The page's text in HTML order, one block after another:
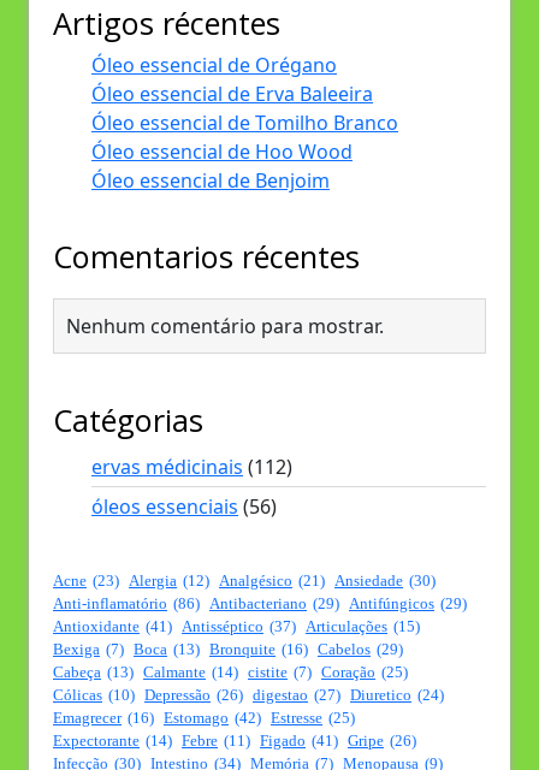
Artigos récentes
Óleo essencial de Orégano
Óleo essencial de Erva Baleeira
Óleo essencial de Tomilho Branco
Óleo essencial de Hoo Wood
Óleo essencial de Benjoim
Comentarios récentes
Nenhum comentário para mostrar.
Catégorias
ervas médicinais (112)
óleos essenciais (56)
Acne (23) Alergia (12) Analgésico (21) Ansiedade (30)
Anti-inflamatório (86) Antibacteriano (29) Antifúngicos (29)
Antioxidante (41) Antisséptico (37) Articulações (15)
Bexiga (7) Boca (13) Bronquite (16) Cabelos (29)
Cabeça (13) Calmante (14) cistite (7) Coração (25)
Cólicas (10) Depressão (26) digestao (27) Diuretico (24)
Emagrecer (16) Estomago (42) Estresse (25)
Expectorante (14) Febre (11) Figado (41) Gripe (26)
Infecção (30) Intestino (34) Memória (7) Menopausa (9)